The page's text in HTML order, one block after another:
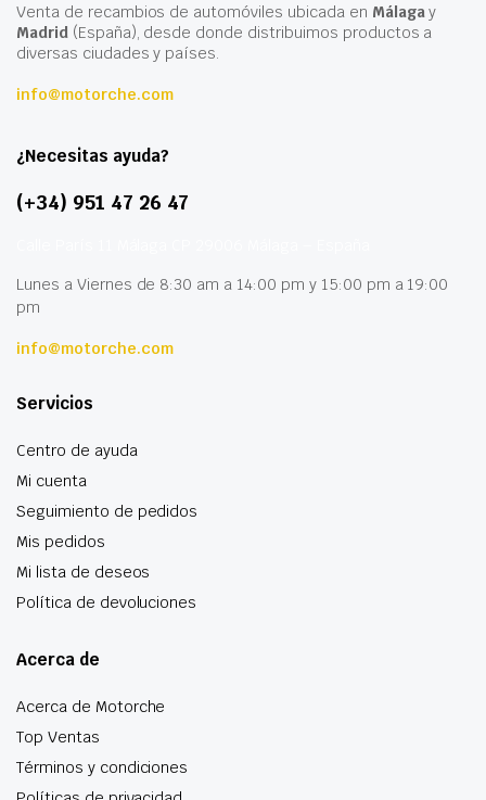
Venta de recambios de automóviles ubicada en Málagay
Madrid(España), desde donde distribuimos productos a
diversas ciudades y países.
info@motorche.com
¿Necesitas ayuda?
(+34) 951 47 26 47
Lunes a Viernes de 8:30 am a 14:00 pm y 15:00 pm a 19:00
pm
info@motorche.com
Servicios
Centro de ayuda
Mi cuenta
Seguimiento de pedidos
Mis pedidos
Mi lista de deseos
Política de devoluciones
Acerca de
Acerca de Motorche
Top Ventas
Términos y condiciones